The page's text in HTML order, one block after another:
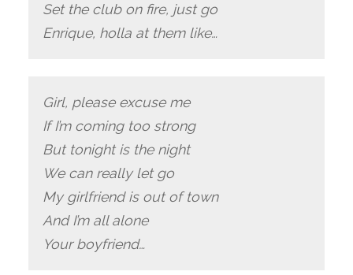
Set the club on fire, just go
Enrique, holla at them like…
Girl, please excuse me
If I’m coming too strong
But tonight is the night
We can really let go
My girlfriend is out of town
And I’m all alone
Your boyfriend…